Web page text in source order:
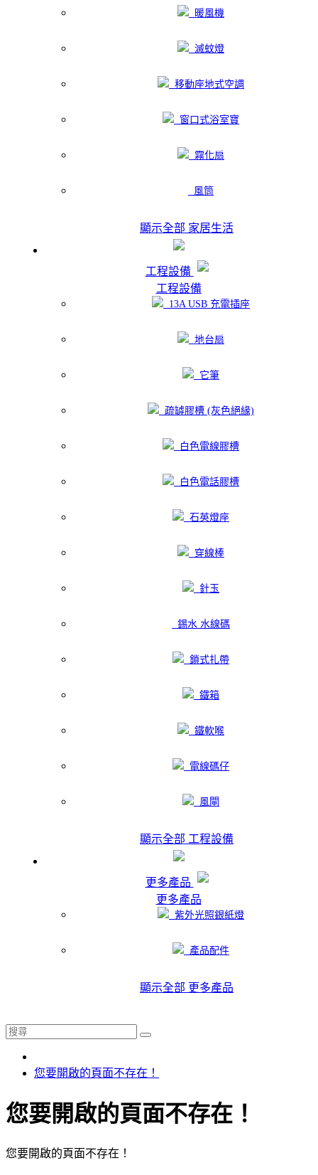
暖風機
滅蚊燈
移動座地式空調
窗口式浴室寶
霧化扇
風筒
顯示全部 家居生活
工程設備
工程設備
13A USB 充電插座
地台扇
它筆
疏罅膠槽 (灰色絕緣)
白色電線膠槽
白色電話膠槽
石英燈座
穿線棒
針玉
錫水 水線碼
鎖式扎帶
鐵箱
鐵軟喉
電線碼仔
風閘
顯示全部 工程設備
更多產品
更多產品
紫外光照銀紙燈
產品配件
顯示全部 更多產品
您要開啟的頁面不存在！
您要開啟的頁面不存在！
您要開啟的頁面不存在！